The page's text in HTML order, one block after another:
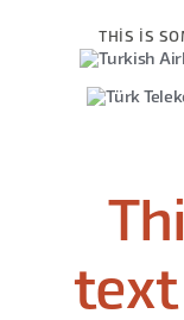
THIS IS
text